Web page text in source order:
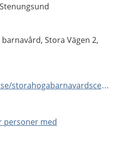
Stora Vägen 2,
http://www.narhalsan.se/storahogabarnavardscentral
personer med